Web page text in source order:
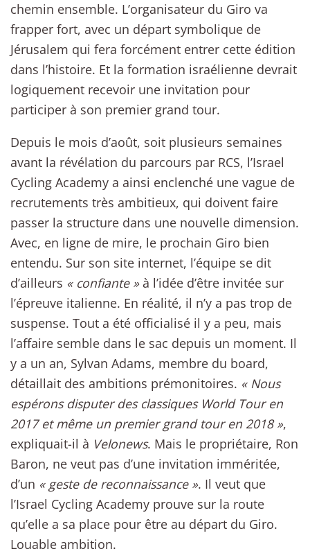
chemin ensemble. L’organisateur du Giro va
frapper fort, avec un départ symbolique de
Jérusalem qui fera forcément entrer cette édition
dans l’histoire. Et la formation israélienne devrait
logiquement recevoir une invitation pour
participer à son premier grand tour.
Depuis le mois d’août, soit plusieurs semaines
avant la révélation du parcours par RCS, l’Israel
Cycling Academy a ainsi enclenché une vague de
recrutements très ambitieux, qui doivent faire
passer la structure dans une nouvelle dimension.
Avec, en ligne de mire, le prochain Giro bien
entendu. Sur son site internet, l’équipe se dit
d’ailleurs « confiante » à l’idée d’être invitée sur
l’épreuve italienne. En réalité, il n’y a pas trop de
suspense. Tout a été officialisé il y a peu, mais
l’affaire semble dans le sac depuis un moment. Il
y a un an, Sylvan Adams, membre du board,
détaillait des ambitions prémonitoires. « Nous
espérons disputer des classiques World Tour en
2017 et même un premier grand tour en 2018 »,
expliquait-il à Velonews. Mais le propriétaire, Ron
Baron, ne veut pas d’une invitation imméritée,
d’un « geste de reconnaissance ». Il veut que
l’Israel Cycling Academy prouve sur la route
qu’elle a sa place pour être au départ du Giro.
Louable ambition.